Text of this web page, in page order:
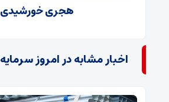
هجری خورشیدی
اخبار مشابه در امروز سرمایه